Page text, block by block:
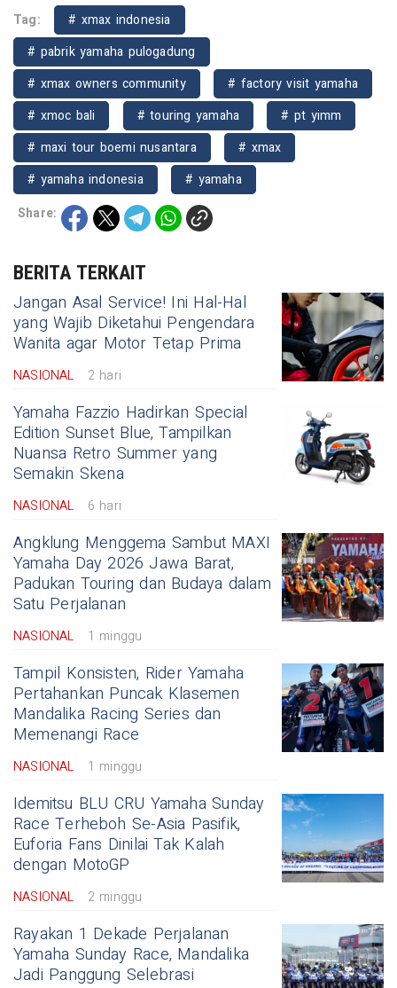
Tag:
# xmax indonesia
# pabrik yamaha pulogadung
# xmax owners community
# factory visit yamaha
# xmoc bali
# touring yamaha
# pt yimm
# maxi tour boemi nusantara
# xmax
# yamaha indonesia
# yamaha
Share:
BERITA TERKAIT
Jangan Asal Service! Ini Hal-Hal
yang Wajib Diketahui Pengendara
Wanita agar Motor Tetap Prima
NASIONAL 2 hari
Yamaha Fazzio Hadirkan Special
Edition Sunset Blue, Tampilkan
Nuansa Retro Summer yang
Semakin Skena
NASIONAL 6 hari
Angklung Menggema Sambut MAXI
Yamaha Day 2026 Jawa Barat,
Padukan Touring dan Budaya dalam
Satu Perjalanan
NASIONAL 1 minggu
Tampil Konsisten, Rider Yamaha
Pertahankan Puncak Klasemen
Mandalika Racing Series dan
Memenangi Race
NASIONAL 1 minggu
Idemitsu BLU CRU Yamaha Sunday
Race Terheboh Se-Asia Pasifik,
Euforia Fans Dinilai Tak Kalah
dengan MotoGP
NASIONAL 2 minggu
Rayakan 1 Dekade Perjalanan
Yamaha Sunday Race, Mandalika
Jadi Panggung Selebrasi